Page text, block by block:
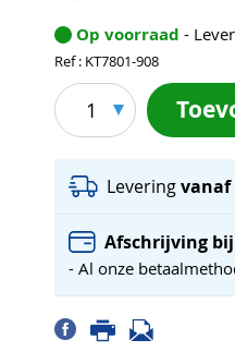
Op voorraad -
Ref : KT7801-908
1
Leveringvanaf
Afschrijving
- Al onze